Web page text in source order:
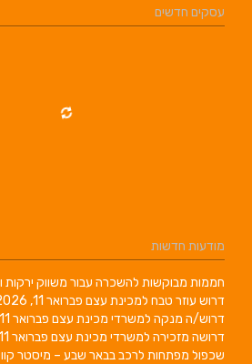
עסקים חדשים
מודעות חדשות
חממות מבוקשות להשכרה עבור משווק ירקות
דרוש עוזר טבח למכינת עצם פברואר 11, 2026
דרוש/ה מנקה למשרדי מכינת עצם פברואר 11, 2026
דרושה מזכירה למשרדי מכינת עצם פברואר 11, 2026
שכפול מפתחות לרכב בבאר שבע – מיסטר